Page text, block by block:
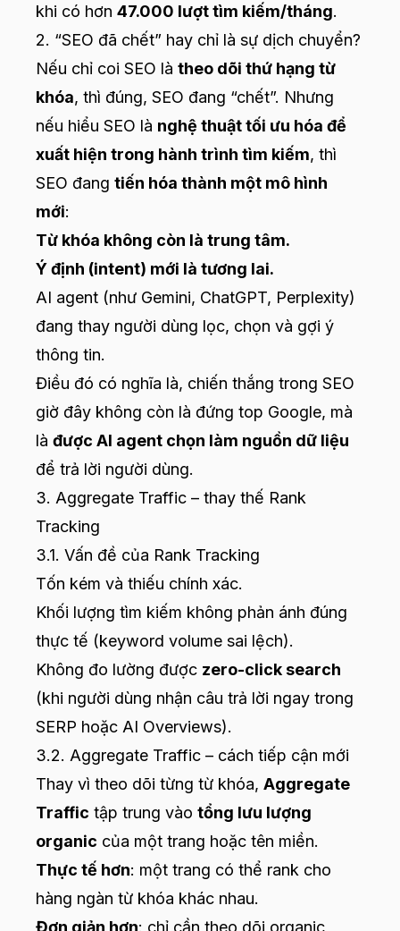
khi có hơn 47.000 lượt tìm kiếm/tháng.
2. “SEO đã chết” hay chỉ là sự dịch chuyển?
Nếu chỉ coi SEO là theo dõi thứ hạng từ
khóa, thì đúng, SEO đang “chết”. Nhưng
nếu hiểu SEO là nghệ thuật tối ưu hóa để
xuất hiện trong hành trình tìm kiếm, thì
SEO đang tiến hóa thành một mô hình
mới:
Từ khóa không còn là trung tâm.
Ý định (intent) mới là tương lai.
AI agent (như Gemini, ChatGPT, Perplexity)
đang thay người dùng lọc, chọn và gợi ý
thông tin.
Điều đó có nghĩa là, chiến thắng trong SEO
giờ đây không còn là đứng top Google, mà
là được AI agent chọn làm nguồn dữ liệu
để trả lời người dùng.
3. Aggregate Traffic – thay thế Rank
Tracking
3.1. Vấn đề của Rank Tracking
Tốn kém và thiếu chính xác.
Khối lượng tìm kiếm không phản ánh đúng
thực tế (keyword volume sai lệch).
Không đo lường được zero-click search
(khi người dùng nhận câu trả lời ngay trong
SERP hoặc AI Overviews).
3.2. Aggregate Traffic – cách tiếp cận mới
Thay vì theo dõi từng từ khóa, Aggregate
Traffic tập trung vào tổng lưu lượng
organic của một trang hoặc tên miền.
Thực tế hơn: một trang có thể rank cho
hàng ngàn từ khóa khác nhau.
Đơn giản hơn: chỉ cần theo dõi organic